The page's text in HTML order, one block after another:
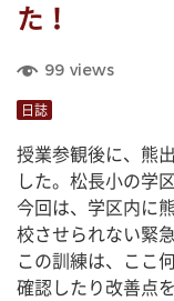
た！
99 views
日誌
授業参観後に、熊
した。松長小の学
今回は、学区内に
校させられない緊
この訓練は、ここ
確認したり改善点